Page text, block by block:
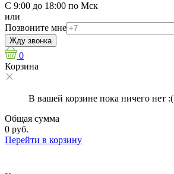
С 9:00 до 18:00 по Мск
или
Позвоните мне
Жду звонка
0
Корзина
В вашей корзине пока ничего нет :(
Общая сумма
0 руб.
Перейти в корзину